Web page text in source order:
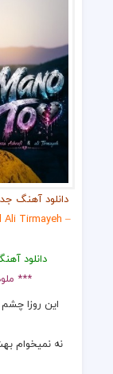
دانلود آهنگ
Tirmayeh –
دانلود
***
این روزا
نه نمیخوام